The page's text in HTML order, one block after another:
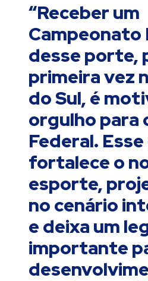
“Receber um
Campeonato
desse porte,
primeira vez
do Sul, é
orgulho para
Federal.
fortalece o
esporte,
no cenário
e deixa um
importante